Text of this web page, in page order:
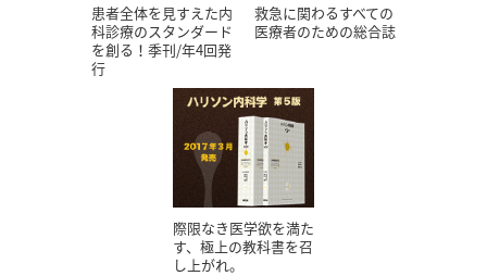
患者全体を見すえた内
科診療のスタンダード
を創る！季刊/年4回発
行
救急に関わるすべての
医療者のための総合誌
際限なき医学欲を満た
す、極上の教科書を召
し上がれ。